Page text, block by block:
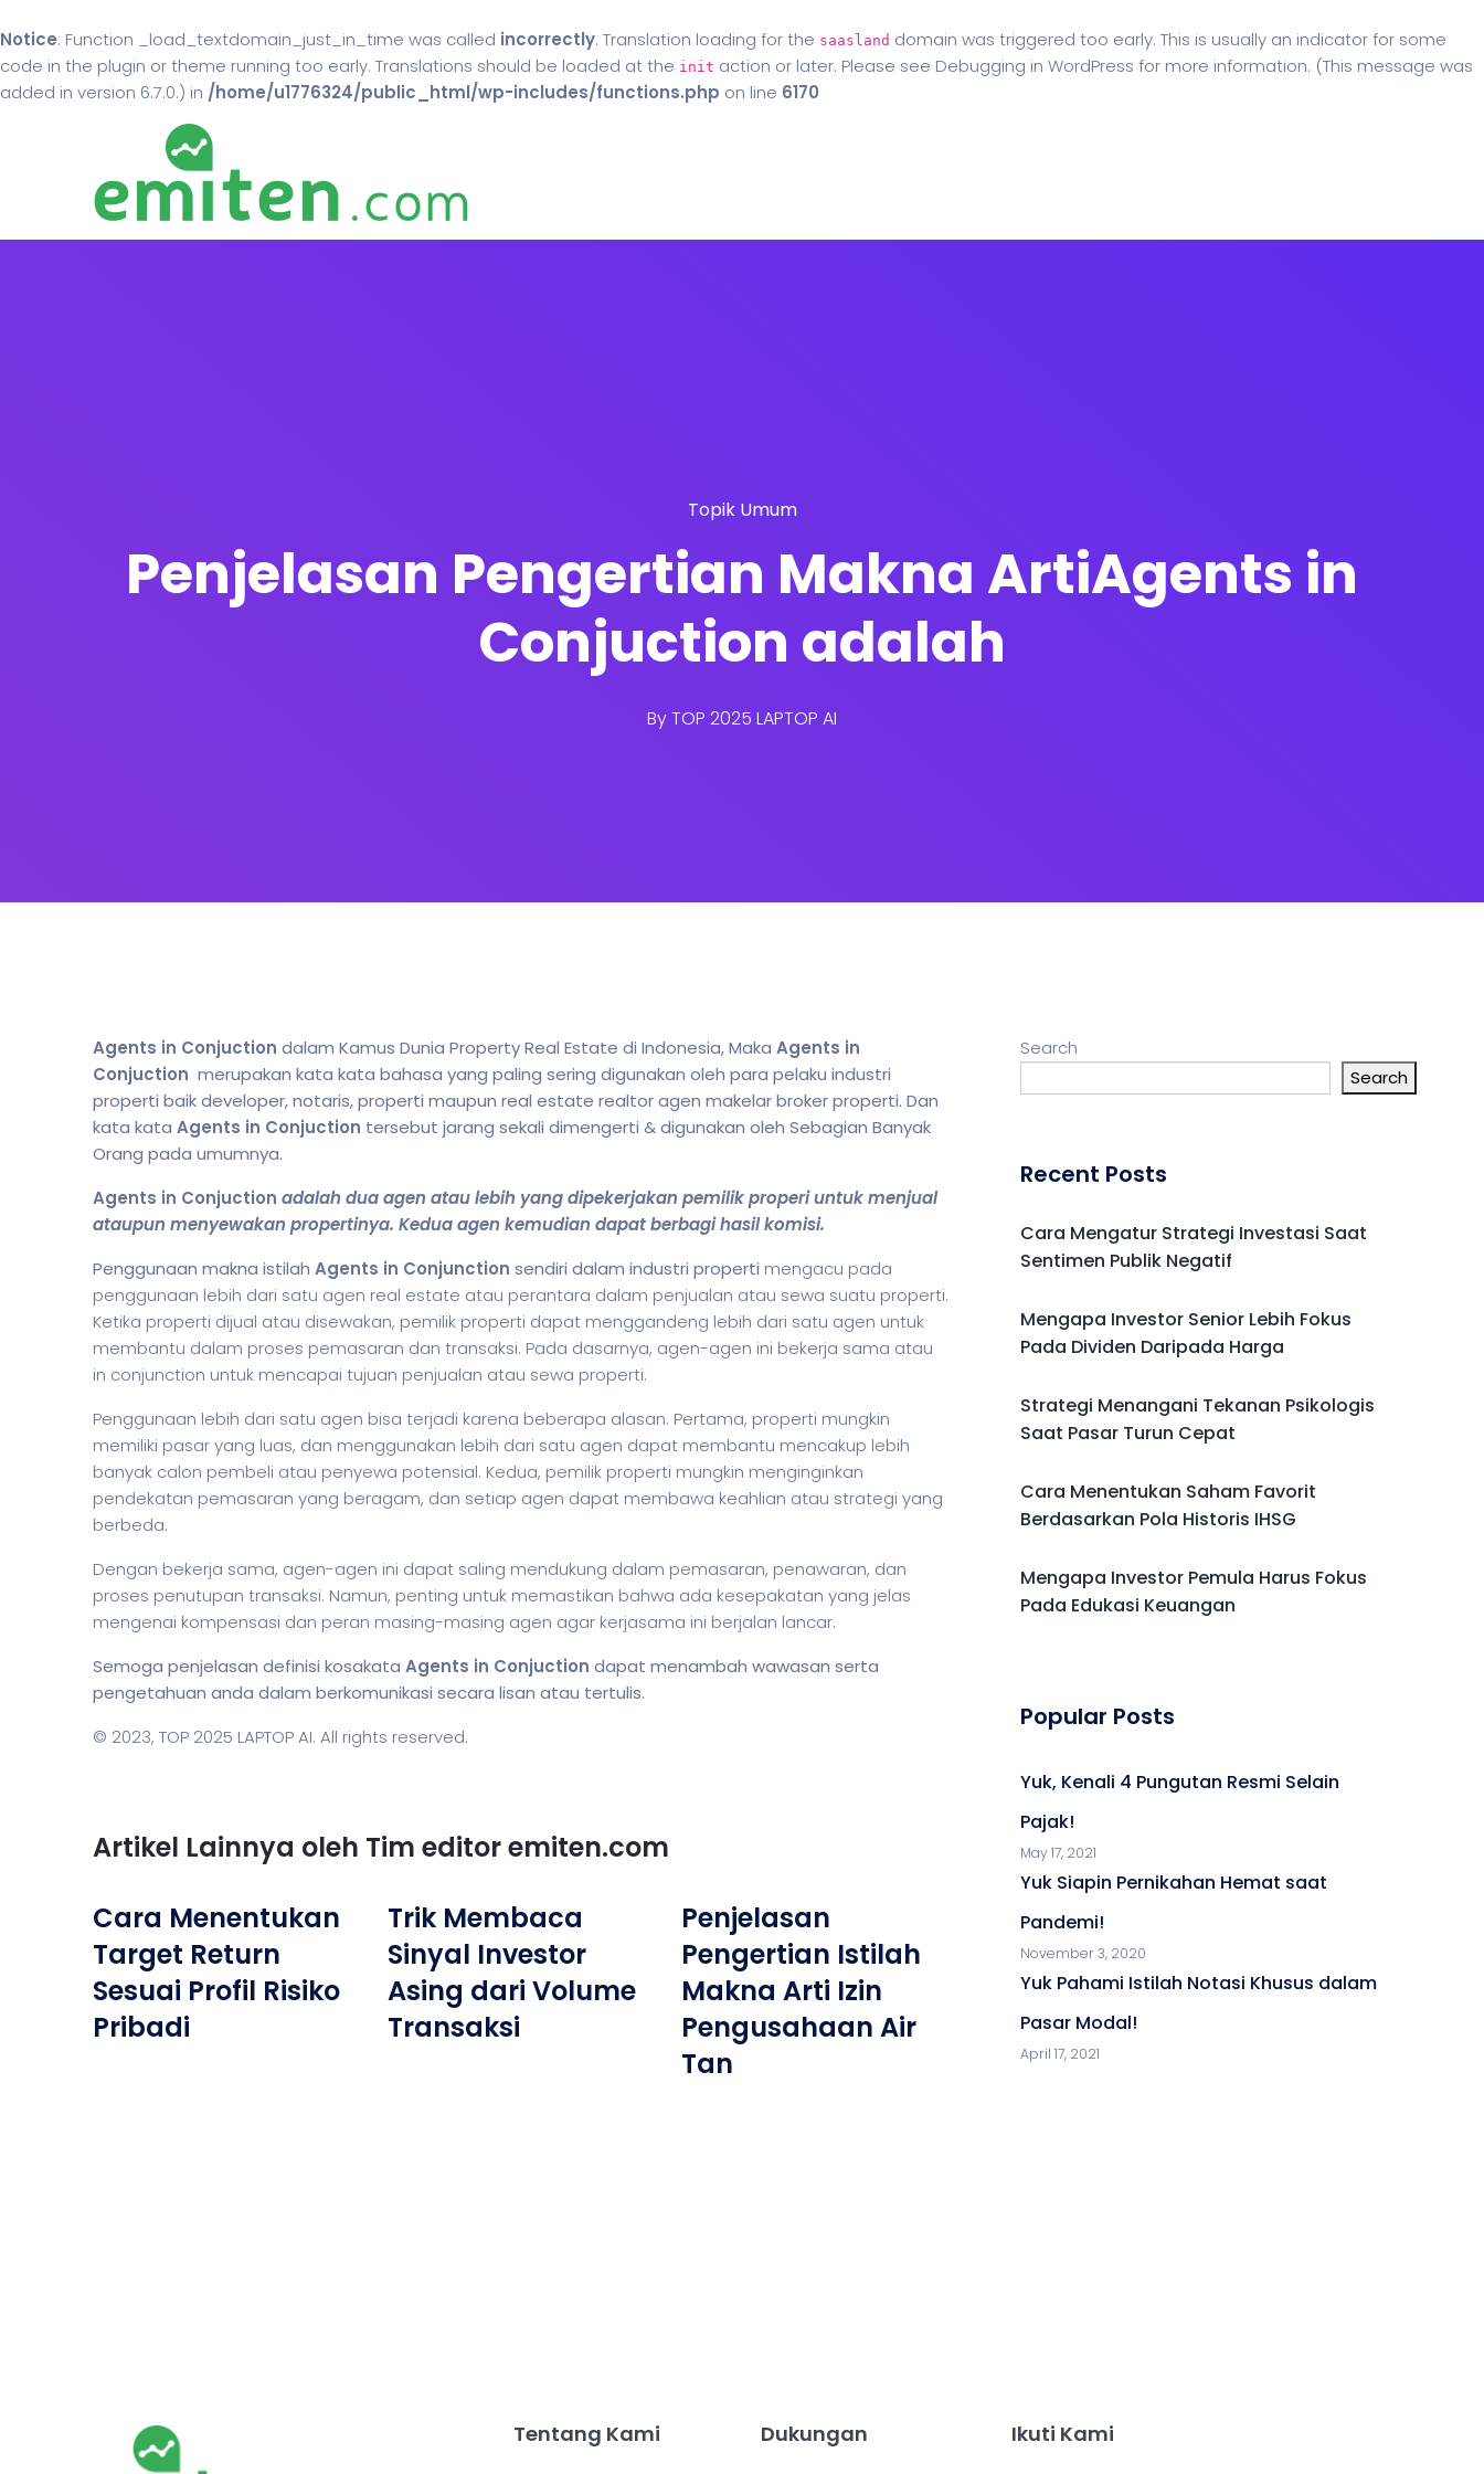
Notice: Function _load_textdomain_just_in_time was called incorrectly. Translation loading for the saasland domain was triggered too early. This is usually an indicator for some
code in the plugin or theme running too early. Translations should be loaded at the init action or later. Please see Debugging in WordPress for more information. (This message was
added in version 6.7.0.) in /home/u1776324/public_html/wp-includes/functions.php on line 6170
Topik Umum
Penjelasan Pengertian Makna ArtiAgents in
Conjuction adalah
ByTOP 2025 LAPTOP AI
Agents in Conjuction dalam Kamus Dunia Property Real Estate di Indonesia, Maka Agents in
Conjuction merupakan kata kata bahasa yang paling sering digunakan oleh para pelaku industri
properti baik developer, notaris, properti maupun real estate realtor agen makelar broker properti. Dan
kata kata Agents in Conjuction tersebut jarang sekali dimengerti & digunakan oleh Sebagian Banyak
Orang pada umumnya.
Agents in Conjuction adalah dua agen atau lebih yang dipekerjakan pemilik properi untuk menjual
ataupun menyewakan propertinya. Kedua agen kemudian dapat berbagi hasil komisi.
Penggunaan makna istilah Agents in Conjunction sendiri dalam industri properti mengacu pada
penggunaan lebih dari satu agen real estate atau perantara dalam penjualan atau sewa suatu properti.
Ketika properti dijual atau disewakan, pemilik properti dapat menggandeng lebih dari satu agen untuk
membantu dalam proses pemasaran dan transaksi. Pada dasarnya, agen-agen ini bekerja sama atau
in conjunction untuk mencapai tujuan penjualan atau sewa properti.
Penggunaan lebih dari satu agen bisa terjadi karena beberapa alasan. Pertama, properti mungkin
memiliki pasar yang luas, dan menggunakan lebih dari satu agen dapat membantu mencakup lebih
banyak calon pembeli atau penyewa potensial. Kedua, pemilik properti mungkin menginginkan
pendekatan pemasaran yang beragam, dan setiap agen dapat membawa keahlian atau strategi yang
berbeda.
Dengan bekerja sama, agen-agen ini dapat saling mendukung dalam pemasaran, penawaran, dan
proses penutupan transaksi. Namun, penting untuk memastikan bahwa ada kesepakatan yang jelas
mengenai kompensasi dan peran masing-masing agen agar kerjasama ini berjalan lancar.
Semoga penjelasan definisi kosakata Agents in Conjuction dapat menambah wawasan serta
pengetahuan anda dalam berkomunikasi secara lisan atau tertulis.
© 2023, TOP 2025 LAPTOP AI. All rights reserved.
Artikel Lainnya oleh Tim editor emiten.com
Cara Menentukan
Target Return
Sesuai Profil Risiko
Pribadi
Trik Membaca
Sinyal Investor
Asing dari Volume
Transaksi
Penjelasan
Pengertian Istilah
Makna Arti Izin
Pengusahaan Air
Tan
Search
Search
Recent Posts
Cara Mengatur Strategi Investasi Saat
Sentimen Publik Negatif
Mengapa Investor Senior Lebih Fokus
Pada Dividen Daripada Harga
Strategi Menangani Tekanan Psikologis
Saat Pasar Turun Cepat
Cara Menentukan Saham Favorit
Berdasarkan Pola Historis IHSG
Mengapa Investor Pemula Harus Fokus
Pada Edukasi Keuangan
Popular Posts
Yuk, Kenali 4 Pungutan Resmi Selain
Pajak!
May 17, 2021
Yuk Siapin Pernikahan Hemat saat
Pandemi!
November 3, 2020
Yuk Pahami Istilah Notasi Khusus dalam
Pasar Modal!
April 17, 2021
Tentang Kami Dukungan Ikuti Kami